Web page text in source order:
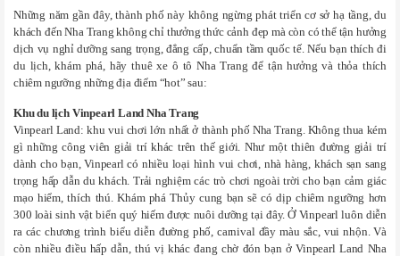
Những năm gần đây, thành phố này không ngừng phát triển cơ sở hạ tầng, du
khách đến Nha Trang không chỉ thưởng thức cảnh đẹp mà còn có thể tận hưởng
dịch vụ nghỉ dưỡng sang trọng, đẳng cấp, chuẩn tầm quốc tế. Nếu bạn thích đi
du lịch, khám phá, hãy thuê xe ô tô Nha Trang để tận hưởng và thỏa thích
chiêm ngưỡng những địa điểm “hot” sau:
Khu du lịch Vinpearl Land Nha Trang
Vinpearl Land: khu vui chơi lớn nhất ở thành phố Nha Trang. Không thua kém
gì những công viên giải trí khác trên thế giới. Như một thiên đường giải trí
dành cho bạn, Vinpearl có nhiều loại hình vui chơi, nhà hàng, khách sạn sang
trọng hấp dẫn du khách. Trải nghiệm các trò chơi ngoài trời cho bạn cảm giác
mạo hiểm, thích thú. Khám phá Thủy cung bạn sẽ có dịp chiêm ngưỡng hơn
300 loài sinh vật biển quý hiếm được nuôi dưỡng tại đây. Ở Vinpearl luôn diễn
ra các chương trình biểu diễn đường phố, carnival đầy màu sắc, vui nhộn. Và
còn nhiều điều hấp dẫn, thú vị khác đang chờ đón bạn ở Vinpearl Land Nha